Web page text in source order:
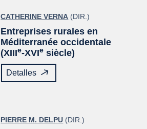
CATHERINE VERNA (DIR.)
Entreprises rurales en
Méditerranée occidentale
(XIIIe-XVIe siècle)
Detalles
PIERRE M. DELPU (DIR.)